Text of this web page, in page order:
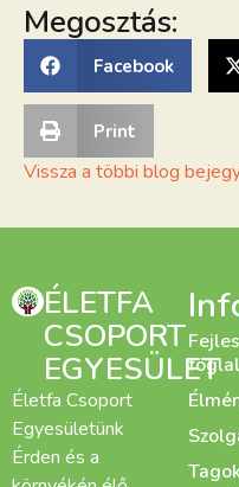
Megosztás:
Facebook
Print
Vissza a többi blog
ÉLETFA
CSOPORT
EGYESÜLET
Életfa Csoport
Egyesületünk
Érden és a